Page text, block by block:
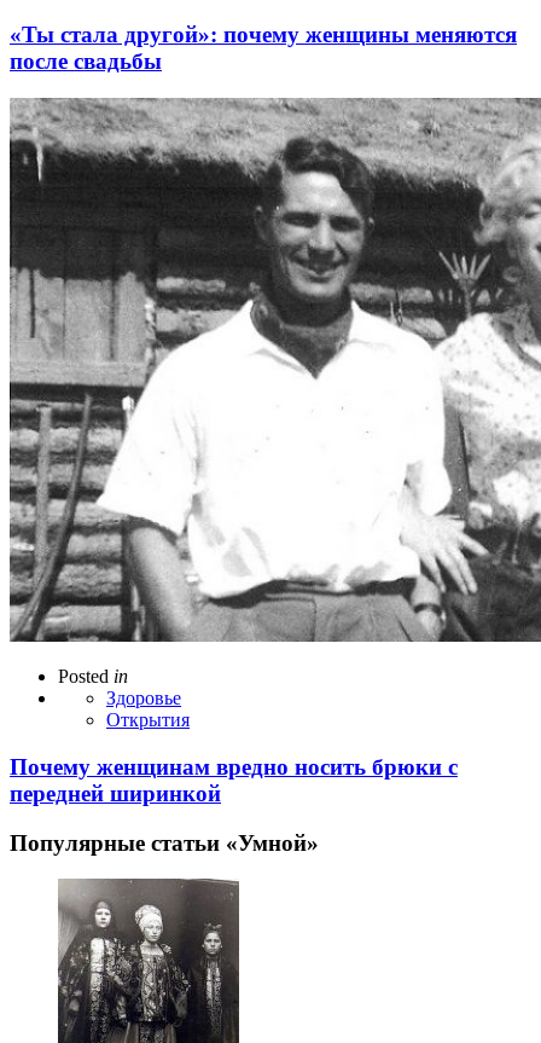
«Ты стала другой»: почему женщины меняются
после свадьбы
Posted in
Здоровье
Открытия
Почему женщинам вредно носить брюки с
передней ширинкой
Популярные статьи «Умной»